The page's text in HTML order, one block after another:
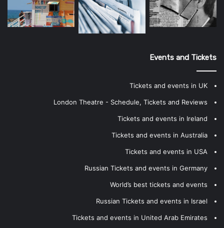
Events and Tickets
Tickets and events in UK
London Theatre - Schedule, Tickets and Reviews
Tickets and events in Ireland
Tickets and events in Australia
Tickets and events in USA
Russian Tickets and events in Germany
World’s best tickets and events
Russian Tickets and events in Israel
Tickets and events in United Arab Emirates